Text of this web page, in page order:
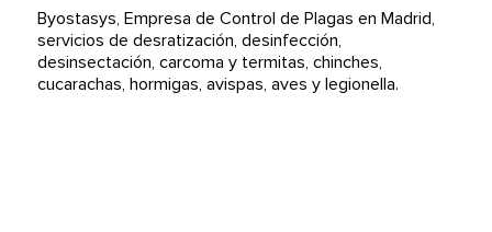
Byostasys, Empresa de Control de Plagas en Madrid,
servicios de desratización, desinfección,
desinsectación, carcoma y termitas, chinches,
cucarachas, hormigas, avispas, aves y legionella.